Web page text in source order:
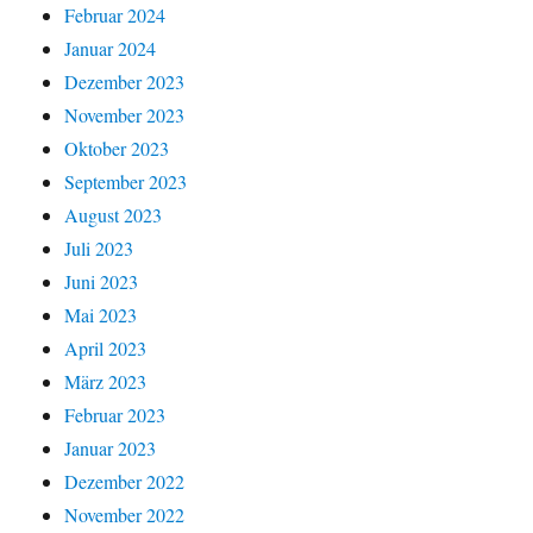
Februar 2024
Januar 2024
Dezember 2023
November 2023
Oktober 2023
September 2023
August 2023
Juli 2023
Juni 2023
Mai 2023
April 2023
März 2023
Februar 2023
Januar 2023
Dezember 2022
November 2022